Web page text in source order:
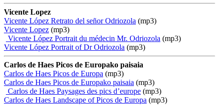
Vicente Lopez
Vicente López Retrato del señor Odriozola (mp3)
Vicente Lopez (mp3)
Vicente López Portrait du médecin Mr. Odriozola (mp3)
Vicente López Portrait of Dr Odriozola (mp3)
Carlos de Haes Picos de Europako paisaia
Carlos de Haes Picos de Europa (mp3)
Carlos de Haes Picos de Europako paisaia (mp3)
Carlos de Haes Paysages des pics d’europe (mp3)
Carlos de Haes Landscape of Picos de Europa (mp3)